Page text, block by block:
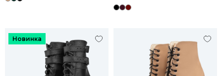
Новинка